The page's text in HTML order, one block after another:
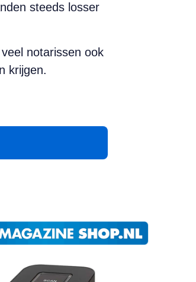
steeds losser
notarissen ook
krijgen.